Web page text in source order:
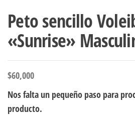
Peto sencillo
«Sunrise»
$60,000
Nos falta un pequeño paso para
producto.